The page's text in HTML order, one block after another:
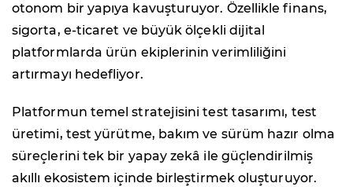
otonom bir yapıya kavuşturuyor. Özellikle finans,
sigorta, e-ticaret ve büyük ölçekli dijital
platformlarda ürün ekiplerinin verimliliğini
artırmayı hedefliyor.
Platformun temel stratejisini test tasarımı, test
üretimi, test yürütme, bakım ve sürüm hazır olma
süreçlerini tek bir yapay zekâ ile güçlendirilmiş
akıllı ekosistem içinde birleştirmek oluşturuyor.